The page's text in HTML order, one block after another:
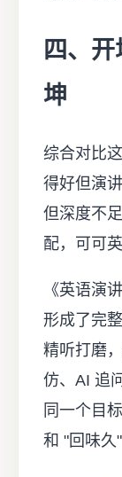
四、
坤
综合对比
得好但演
但深度不
配，可可
《英语演
形成了完
精听打磨
仿、AI 追
同一个目
和 "回味久